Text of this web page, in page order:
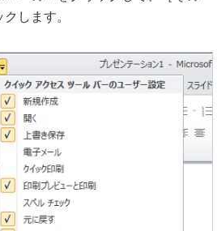
します。